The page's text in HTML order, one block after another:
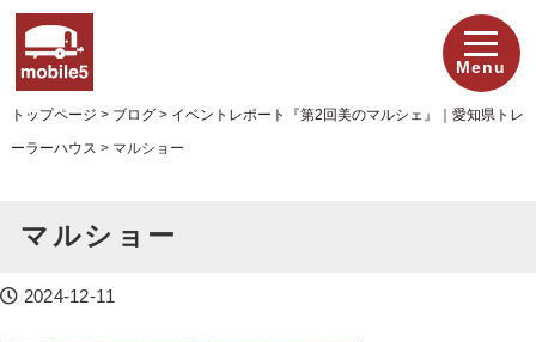
Menu
トップページ > ブログ> イベントレポート『第2回美のマルシェ』｜愛知県トレ
ーラーハウス > マルショー
マルショー
2024-12-11